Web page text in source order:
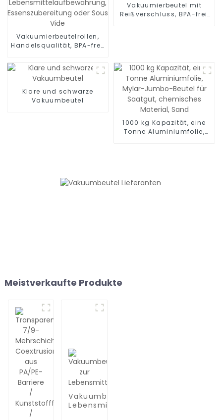
Vakuumierbeutelrollen,
Handelsqualität, BPA-frei,
Lebensmittelaufbewahrung,
Essenszubereitung oder
Sous Vide
Vakuumierbeutel mit
Reißverschluss, BPA-frei,
Klare und schwarze
Vakuumbeutel
1000 kg Kapazität, eine
Tonne Aluminiumfolie,
Meistverkaufte Produkte
Vakuumbeutel zur
Lebensmittelaufbewahrung